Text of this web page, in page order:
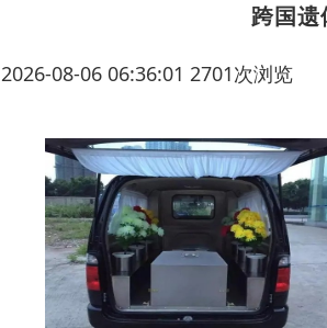
跨国
2026-08-06 06:36:01 2701次浏览